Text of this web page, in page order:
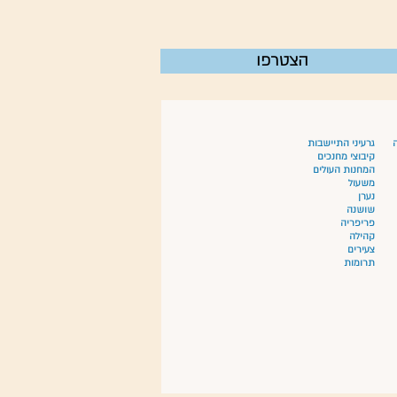
הצטרפו
גרעיני התיישבות
קיבוצי מחנכים
המחנות העולים
משעול
נערן
שושנה
פריפריה
קהילה
צעירים
תרומות